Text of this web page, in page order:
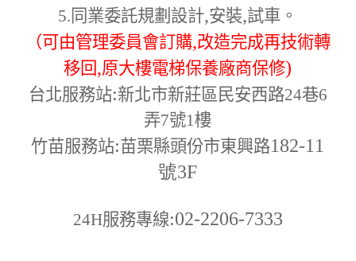
5. 同業委託規劃設計,安裝,試車。
（可由管理委員會訂購,改造完成再技術轉
移回,原大樓電梯保養廠商保修)
台北服務站:新北市新莊區民安西路24巷6
弄7號1樓
竹苗服務站:苗栗縣頭份市東興路182-11
號3F
24H服務專線:02-2206-7333